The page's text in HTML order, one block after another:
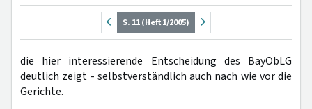
S. 11 (Heft 1/2005)
die hier interessierende Entscheidung des BayObLG
deutlich zeigt - selbstverständlich auch nach wie vor die
Gerichte.